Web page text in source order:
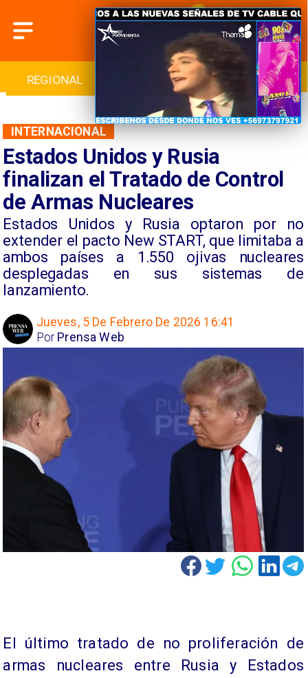
INTERNACIONAL DEPORTES CULTURA
Estados Unidos y Rusia
finalizan el Tratado de Control
de Armas Nucleares
Estados Unidos y Rusia optaron por no
extender el pacto New START, que limitaba a
ambos países a 1.550 ojivas nucleares
desplegadas en sus sistemas de
lanzamiento.
INTERNACIONAL
Jueves, 5 De Febrero De 2026 16:41
Prensa Web
Por
El último tratado de no proliferación de
armas nucleares entre Rusia y Estados